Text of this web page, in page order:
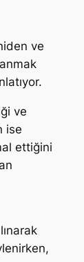
ve
ve
ise
ettiğini